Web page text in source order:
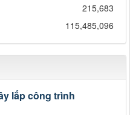
215,683
115,485,096
lắp công trình